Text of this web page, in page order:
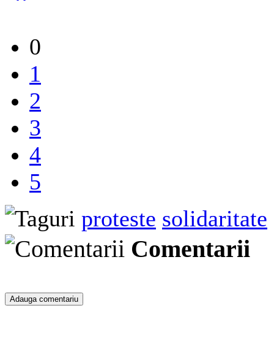
0
1
2
3
4
5
proteste solidaritate
Comentarii